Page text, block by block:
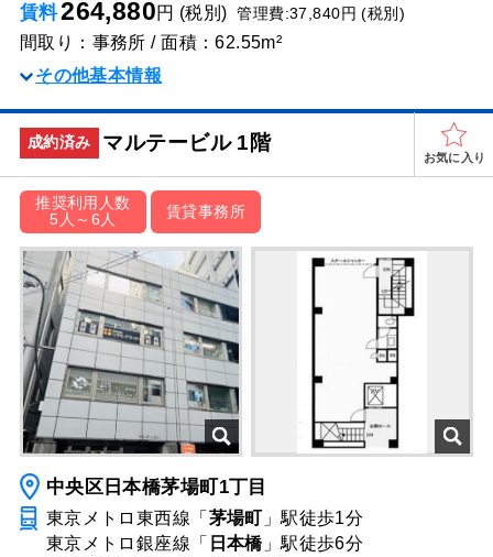
賃料264,880円 (税別)管理費:37,840円 (税別)
間取り：事務所 / 面積：62.55m²
その他基本情報
成約済み マルテービル 1階
お気に入り
推奨利用人数
5人～6人
賃貸事務所
中央区日本橋茅場町1丁目
東京メトロ東西線「 茅場町 」駅徒歩1分
東京メトロ銀座線「
日本橋」駅徒歩6分